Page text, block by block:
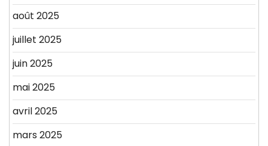
août 2025
juillet 2025
juin 2025
mai 2025
avril 2025
mars 2025